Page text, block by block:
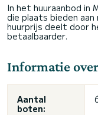
In het huuraanbod in
die plaats bieden aan
huurprijs deelt door
betaalbaarder.
Informatie
Aantal
boten: